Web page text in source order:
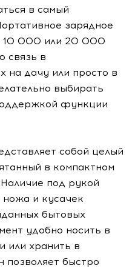
в самый
зарядное
10 000 или 20 000
связь в
на дачу или просто в
выбирать
функции
собой целый
в компактном
под рукой
ножа и кусачек
бытовых
удобно носить в
или хранить в
позволяет быстро